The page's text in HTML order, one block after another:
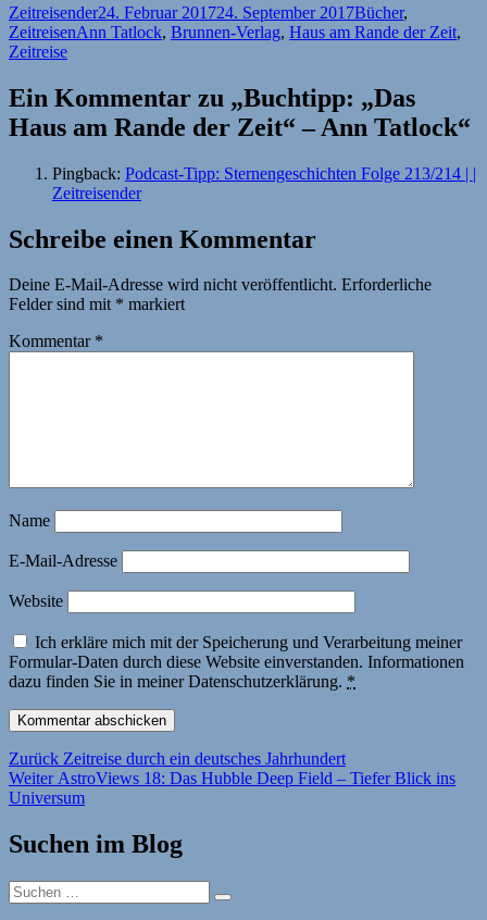
Autor
ZeitreisenderVeröffentlicht
am
24. Februar 201724. September 2017Kategorien
Bücher,
ZeitreisenSchlagwörter
Ann Tatlock, Brunnen-Verlag, Haus am Rande der Zeit,
Zeitreise
Ein Kommentar zu „Buchtipp: „Das
Haus am Rande der Zeit“ – Ann Tatlock“
Pingback: Podcast-Tipp: Sternengeschichten Folge 213/214 | |
Zeitreisender
Schreibe einen Kommentar
Deine E-Mail-Adresse wird nicht veröffentlicht. Erforderliche
Felder sind mit * markiert
Kommentar *
Name
E-Mail-Adresse
Website
Ich erkläre mich mit der Speicherung und Verarbeitung meiner
Formular-Daten durch diese Website einverstanden. Informationen
dazu finden Sie in meiner Datenschutzerklärung. *
Beitragsnavigation
Zurück Vorheriger
Beitrag:
Zeitreise durch ein deutsches Jahrhundert
Weiter Nächster
Beitrag:
AstroViews 18: Das Hubble Deep Field – Tiefer Blick ins
Universum
Suchen im Blog
Suchen
nach:
Suchen